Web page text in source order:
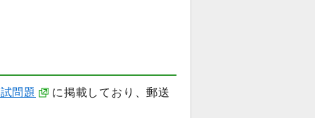
問題 に掲載しており、郵送